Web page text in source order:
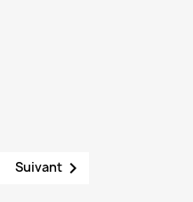
Suivant